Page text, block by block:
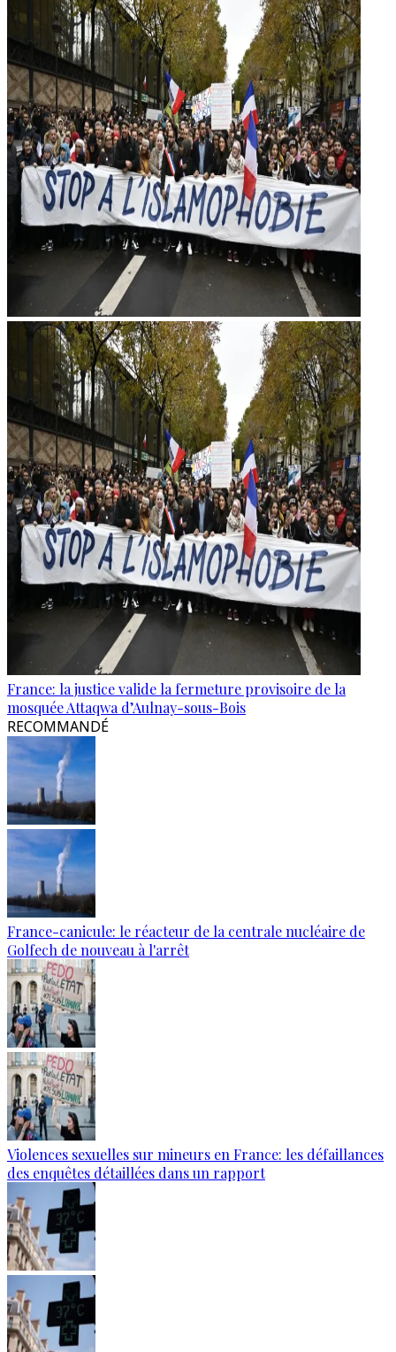
France: la justice valide la fermeture provisoire de la
mosquée Attaqwa d’Aulnay-sous-Bois
RECOMMANDÉ
France-canicule: le réacteur de la centrale nucléaire de
Golfech de nouveau à l'arrêt
Violences sexuelles sur mineurs en France: les défaillances
des enquêtes détaillées dans un rapport